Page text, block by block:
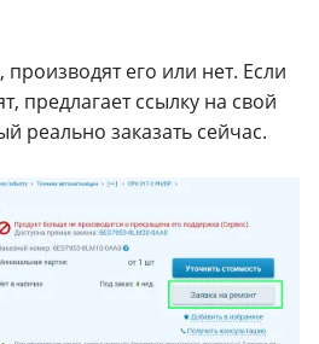
производят его или нет. Если
предлагает ссылку на свой
реально заказать сейчас.